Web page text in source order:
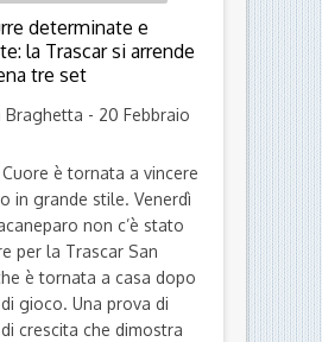
determinate e
la Trascar si arrende
tre set
Braghetta - 20 Febbraio
è tornata a vincere
in grande stile. Venerdì
non c’è stato
per la Trascar San
è tornata a casa dopo
gioco. Una prova di
crescita che dimostra